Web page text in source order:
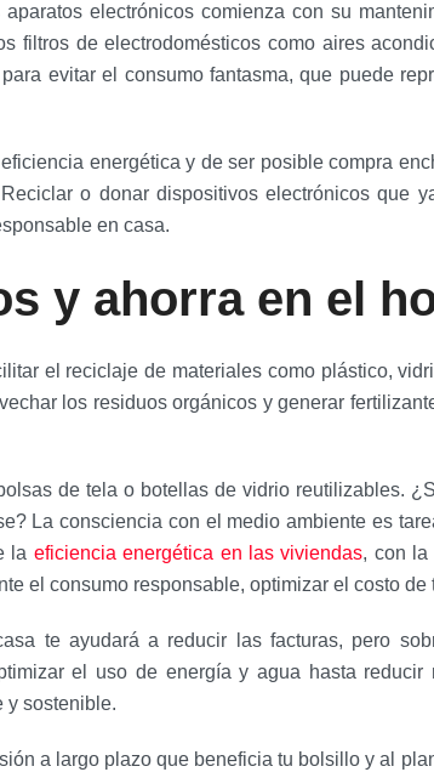
electrónicos comienza con su
filtros de electrodomésticos como aires
evitar el consumo fantasma, que puede
energética y de ser posible compra
o donar dispositivos electrónicos que
en casa.
y ahorra en el
el reciclaje de materiales como plástico,
los residuos orgánicos y generar
de tela o botellas de vidrio reutilizables.
La consciencia con el medio ambiente es
la eficiencia energética en las viviendas, con la
el consumo responsable, optimizar el costo de
te ayudará a reducir las facturas, pero
el uso de energía y agua hasta reducir
y sostenible.
a largo plazo que beneficia tu bolsillo y al